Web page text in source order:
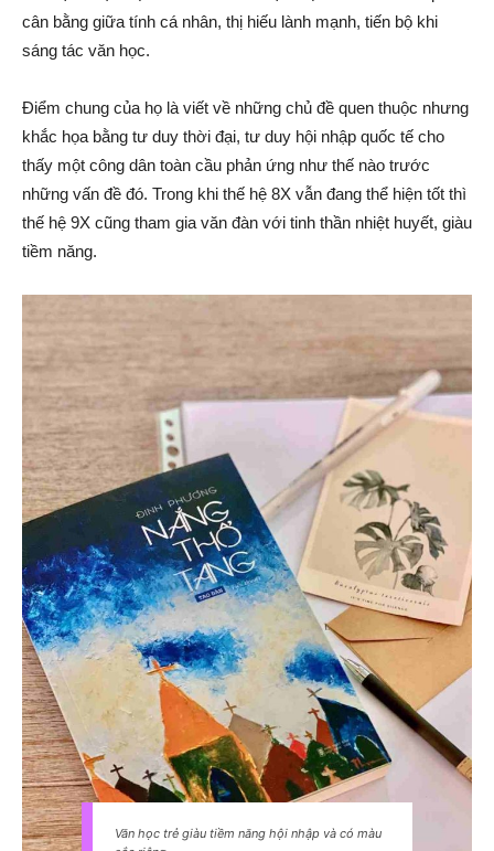
cân bằng giữa tính cá nhân, thị hiếu lành mạnh, tiến bộ khi
sáng tác văn học.
Điểm chung của họ là viết về những chủ đề quen thuộc nhưng
khắc họa bằng tư duy thời đại, tư duy hội nhập quốc tế cho
thấy một công dân toàn cầu phản ứng như thế nào trước
những vấn đề đó. Trong khi thế hệ 8X vẫn đang thể hiện tốt thì
thế hệ 9X cũng tham gia văn đàn với tinh thần nhiệt huyết, giàu
tiềm năng.
Văn học trẻ giàu tiềm năng hội nhập và có màu